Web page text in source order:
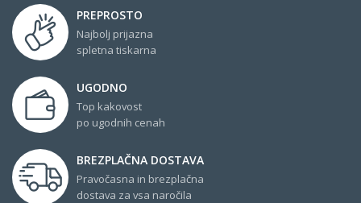
PREPROSTO
Najbolj prijazna
spletna tiskarna
UGODNO
Top kakovost
po ugodnih cenah
BREZPLAČNA DOSTAVA
Pravočasna in brezplačna
dostava za vsa naročila